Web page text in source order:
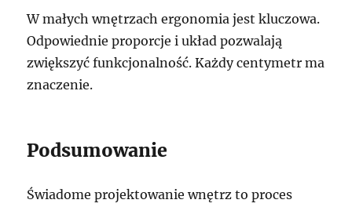
W małych wnętrzach ergonomia jest kluczowa.
Odpowiednie proporcje i układ pozwalają
zwiększyć funkcjonalność. Każdy centymetr ma
znaczenie.
Podsumowanie
Świadome projektowanie wnętrz to proces